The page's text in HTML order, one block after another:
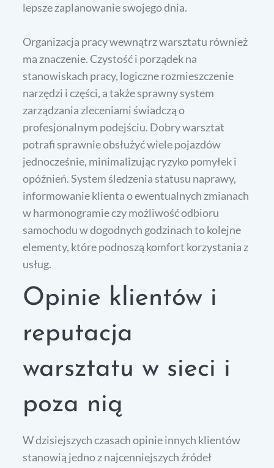
lepsze zaplanowanie swojego dnia.
Organizacja pracy wewnątrz warsztatu również
ma znaczenie. Czystość i porządek na
stanowiskach pracy, logiczne rozmieszczenie
narzędzi i części, a także sprawny system
zarządzania zleceniami świadczą o
profesjonalnym podejściu. Dobry warsztat
potrafi sprawnie obsłużyć wiele pojazdów
jednocześnie, minimalizując ryzyko pomyłek i
opóźnień. System śledzenia statusu naprawy,
informowanie klienta o ewentualnych zmianach
w harmonogramie czy możliwość odbioru
samochodu w dogodnych godzinach to kolejne
elementy, które podnoszą komfort korzystania z
usług.
Opinie klientów i
reputacja
warsztatu w sieci i
poza nią
W dzisiejszych czasach opinie innych klientów
stanowią jedno z najcenniejszych źródeł